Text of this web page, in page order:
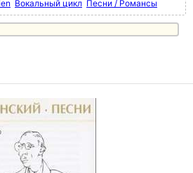
Вокальный цикл Песни / Романсы